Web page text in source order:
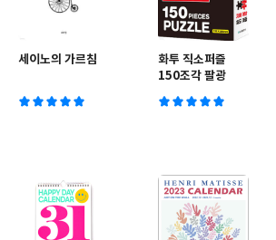
세이노의 가르침
화투 직소퍼즐
150조각 팔광